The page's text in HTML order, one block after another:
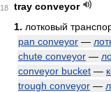
18
tray conveyor
1. лотковый
pan conveyor —
chute conveyor —
conveyor bucket —
trough conveyor —